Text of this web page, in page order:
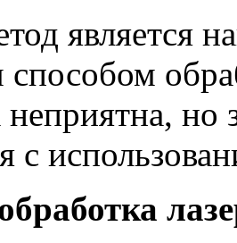
является
но
с